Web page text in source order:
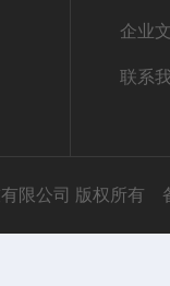
企业
联系
限公司 版权所有